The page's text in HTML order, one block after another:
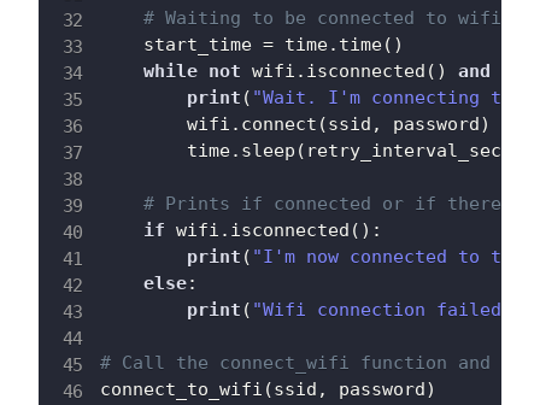
# Waiting to be connected to wifi
    start_time
= time. time( )
while not wifi . isconnected ( ) and
print ( "Wait. I'm connecting to
        wifi
. connect (ssid , password)
        time
. sleep ( retry_interval_sec
# Prints if connected or if there
if wifi . isconnected ( ) :
print ( "I'm now connected to
else:
print ( "Wifi connection failed
# Call the connect_wifi function and
connect_to_wifi (ssid , password)